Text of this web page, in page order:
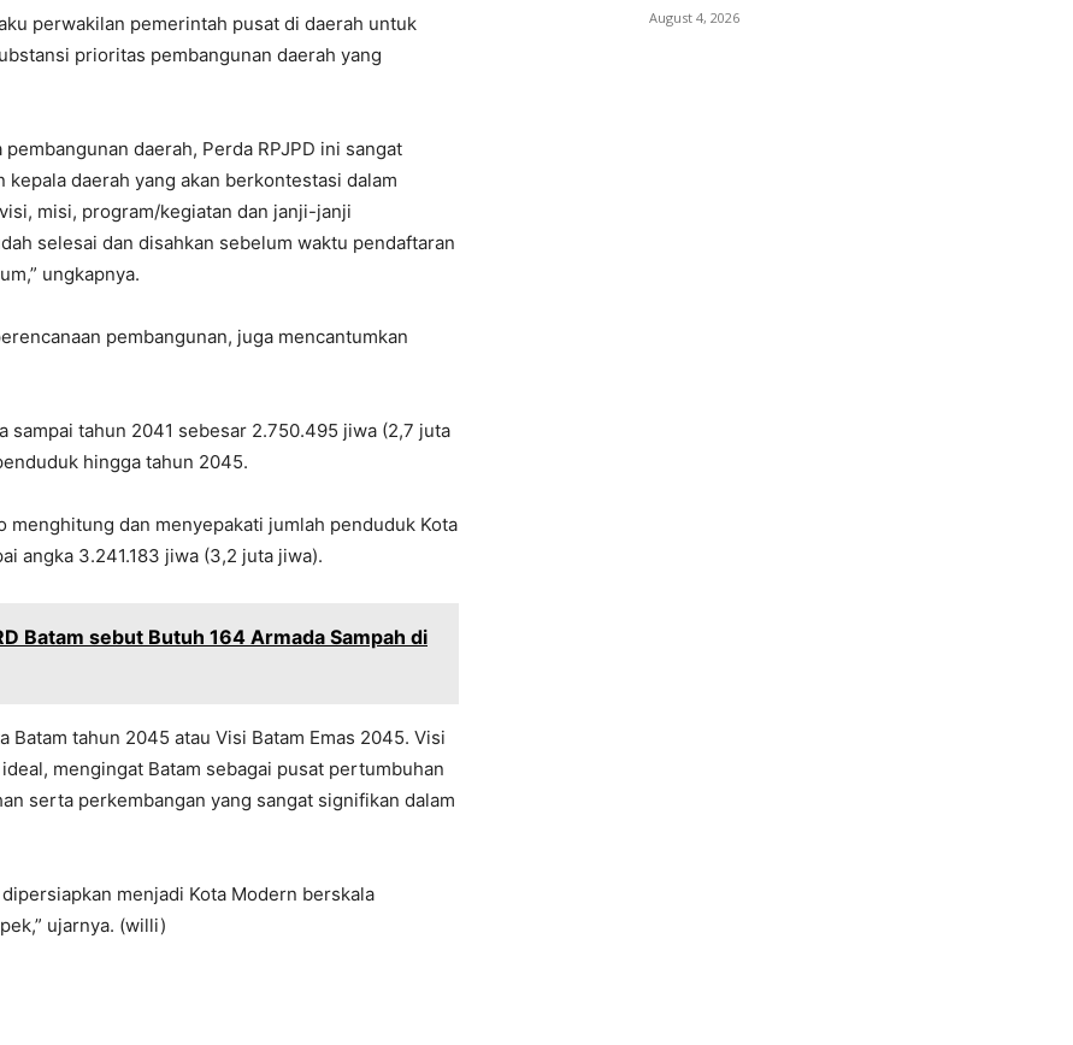
perwakilan pemerintah pusat di daerah untuk
prioritas pembangunan daerah yang
daerah, Perda RPJPD ini sangat
daerah yang akan berkontestasi dalam
misi, program/kegiatan dan janji-janji
selesai dan disahkan sebelum waktu pendaftaran
ungkapnya.
pembangunan, juga mencantumkan
sampai tahun 2041 sebesar 2.750.495 jiwa (2,7 juta
hingga tahun 2045.
menghitung dan menyepakati jumlah penduduk Kota
angka 3.241.183 jiwa (3,2 juta jiwa).
Batam sebut Butuh 164 Armada Sampah di
tahun 2045 atau Visi Batam Emas 2045. Visi
mengingat Batam sebagai pusat pertumbuhan
serta perkembangan yang sangat signifikan dalam
menjadi Kota Modern berskala
ujarnya. (willi)
August 4, 2026